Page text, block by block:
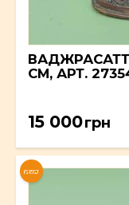
СМ, АРТ.
15 000грн
NEW